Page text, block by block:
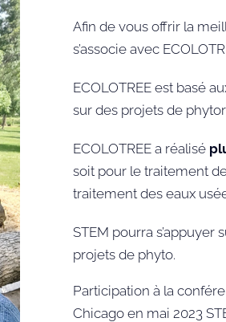
Afin de vous offrir la
s’associe avec
ECOLOTREE est basé
sur des projets de
ECOLOTREE a réalisé
soit pour le traitement
traitement des eaux
STEM pourra s’appuyer
projets de phyto.
Participation à la
Chicago en mai 2023